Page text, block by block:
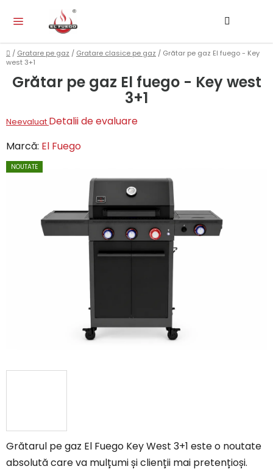
Acasă
/ Gratare pe gaz / Gratare clasice pe gaz / Grătar pe gaz El fuego - Key
west 3+1
Grătarul pe gaz El Fuego Key West 3+1 este o noutate
absolută care va mulțumi și clienții mai pretențioși.
Grătar pe gaz El fuego - Key west
3+1
Evaluarea
a
produsului
Neevaluat Detalii de evaluare
Marcă: El Fuego
NOUTATE